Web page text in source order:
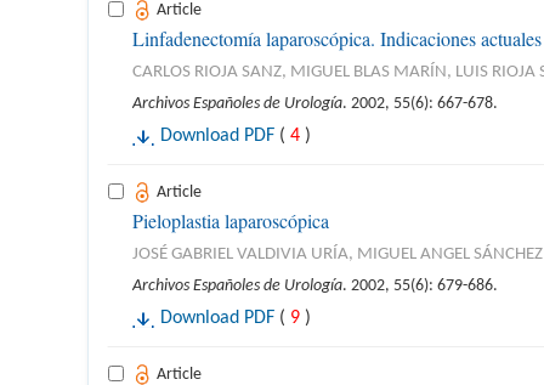
Article
Linfadenectomía laparoscópica. Indicaciones actuales
CARLOS RIOJA SANZ, MIGUEL BLAS MARÍN, LUIS RIOJA
Archivos Españoles de Urología. 2002, 55(6): 667-678.
Download PDF ( 4 )
Article
Pieloplastia laparoscópica
JOSÉ GABRIEL VALDIVIA URÍA, MIGUEL ANGEL
Archivos Españoles de Urología. 2002, 55(6): 679-686.
Download PDF ( 9 )
Article